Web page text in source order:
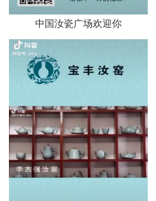
中国汝瓷广场欢迎你